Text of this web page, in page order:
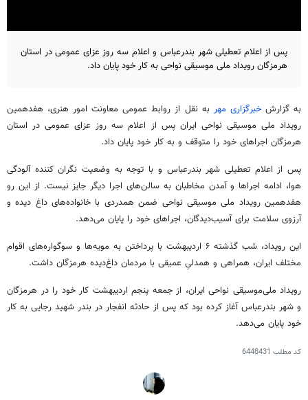
پس از اعلام تعطیلی شهر بندرعباس و اعلام سه روز عزای عمومی در استان
هرمزگان رویداد ملی موسیقی نواحی به کار خود پایان داد.
به گزارشخبرگزاری مهر به نقل از روابط عمومی معاونت امور هنری، هفدهمین
رویداد ملی موسیقی نواحی ایران پس از اعلام سه روز عزای عمومی در استان
هرمزگان اجراهای خود را متوقف و به کار خود پایان داد.
پس از اعلام تعطیلی شهر بندرعباس و با توجه به وضعیت نگران کننده‌ آلودگی
هوا، ادامه‌ اجراها و آمدن مخاطبان به سالن‌های اجرا دیگر جایز نیست. از این رو
هفدهمین رویداد ملی موسیقی نواحی ضمن همدردی با خانواده‌های داغ دیده و
آرزوی سلامت برای آسیب‌دیدگان، اجراهای خود را پایان می‌دهد.
این رویداد، شب گذشته ۶ اردیبهشت با پرداختن به مویه‌ها و سوگواره‌های اقوام
مختلف ایران، همراهی و همدلیِ عمیقی با مردمان داغ‌دیده‌ هرمزگان داشت.
رویداد ملی‌موسیقی نواحی ایران، از جمعه پنجم اردیبهشت کار خود را در هرمزگان
و شهر بندرعباس آغاز کرده بود که پس از حادثه انفجار در بندر شهید رجایی به کار
خود پایان می‌دهد.
کد مطلب 6448431